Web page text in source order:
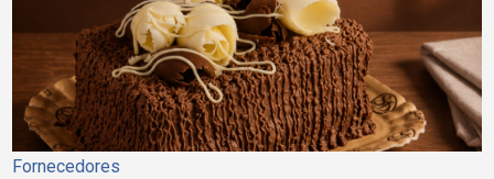
Fornecedores